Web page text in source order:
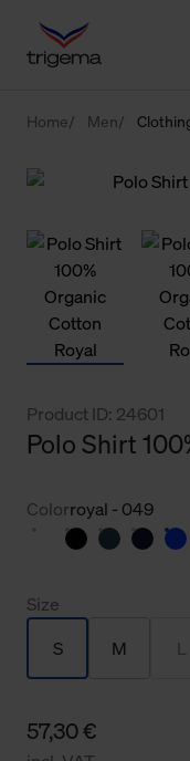
Home Men
Product ID: 24601
Polo Shirt
Colorroyal - 049
Size
S M L
57,30 €